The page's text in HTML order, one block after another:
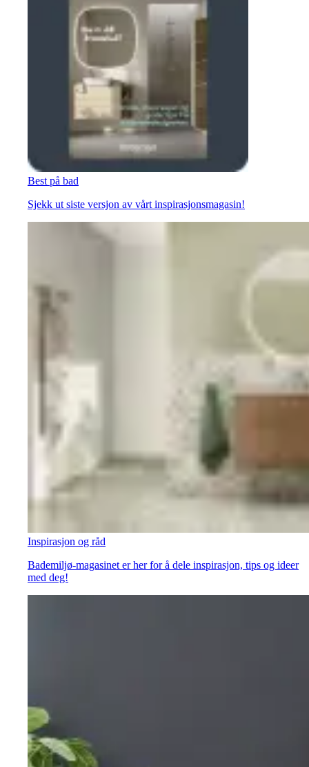
Best på bad
Sjekk ut siste versjon av vårt inspirasjonsmagasin!
Inspirasjon og råd
Bademiljø-magasinet er her for å dele inspirasjon, tips og ideer
med deg!